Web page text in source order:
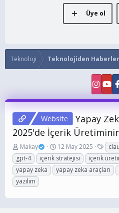
Üye ol
Teknoloji Teknolojiden Haberler
Website
Yapay
2025'de İçerik
K
o
n
b
u
u
Makay
B
a
ş
l
g
12 May 2025
E
t
i
k
l
gpt-4
içerik stratejisi içerik
yapay zeka
yapay zeka araçları
yazılım